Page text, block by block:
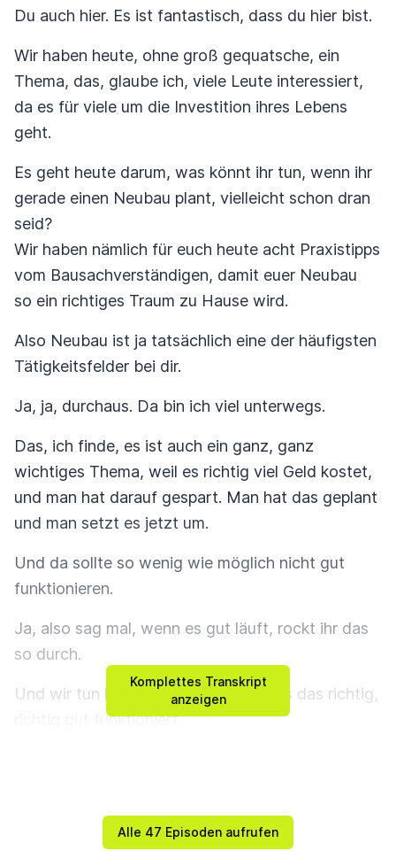
Komplettes Transkript
anzeigen
Du auch hier. Es ist fantastisch, dass du hier bist.
Wir haben heute, ohne groß gequatsche, ein
Thema, das, glaube ich, viele Leute interessiert,
da es für viele um die Investition ihres Lebens
geht.
Es geht heute darum, was könnt ihr tun, wenn ihr
gerade einen Neubau plant, vielleicht schon dran
seid?
Wir haben nämlich für euch heute acht Praxistipps
vom Bausachverständigen, damit euer Neubau
so ein richtiges Traum zu Hause wird.
Also Neubau ist ja tatsächlich eine der häufigsten
Tätigkeitsfelder bei dir.
Ja, ja, durchaus. Da bin ich viel unterwegs.
Das, ich finde, es ist auch ein ganz, ganz
wichtiges Thema, weil es richtig viel Geld kostet,
und man hat darauf gespart. Man hat das geplant
und man setzt es jetzt um.
Und da sollte so wenig wie möglich nicht gut
funktionieren.
Ja, also sag mal, wenn es gut läuft, rockt ihr das
so durch.
Und wir tun heute unseres dafür, dass das richtig,
richtig gut funktioniert.
Weil es ist ja tatsächlich so, dass du oft dabei
Alle 47 Episoden aufrufen